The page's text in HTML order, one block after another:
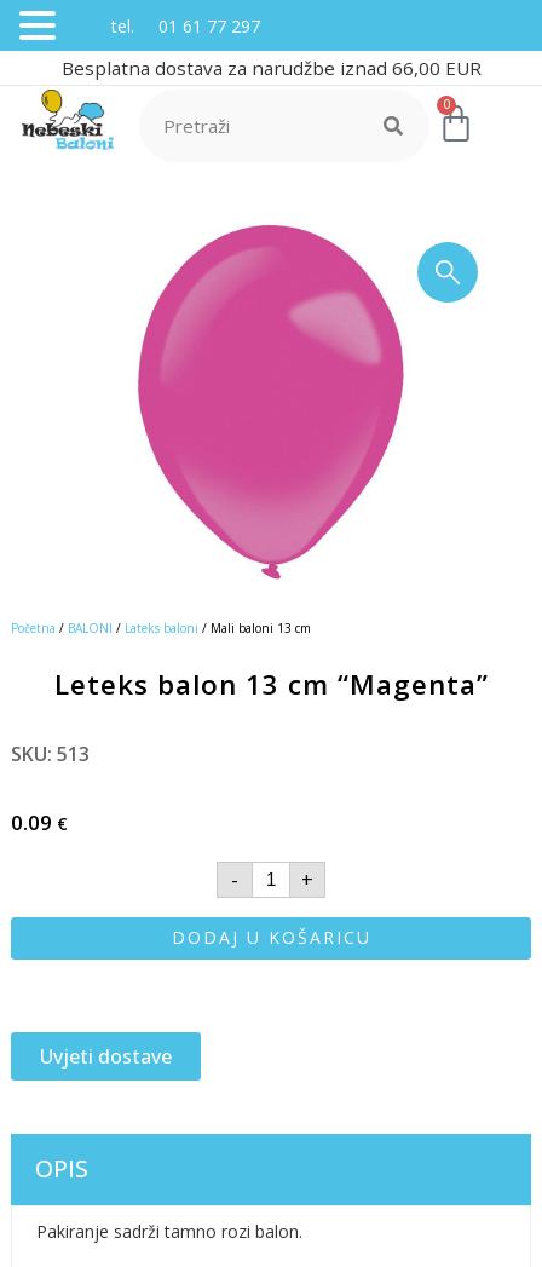
Besplatna dostava za narudžbe iznad 66,00 EUR
0
Početna / BALONI / Lateks baloni / Mali baloni 13 cm
Leteks balon 13 cm “Magenta”
SKU: 513
0.09 €
- +
DODAJ U KOŠARICU
Uvjeti dostave
OPIS
Pakiranje sadrži tamno rozi balon.
tel. 01 61 77 297